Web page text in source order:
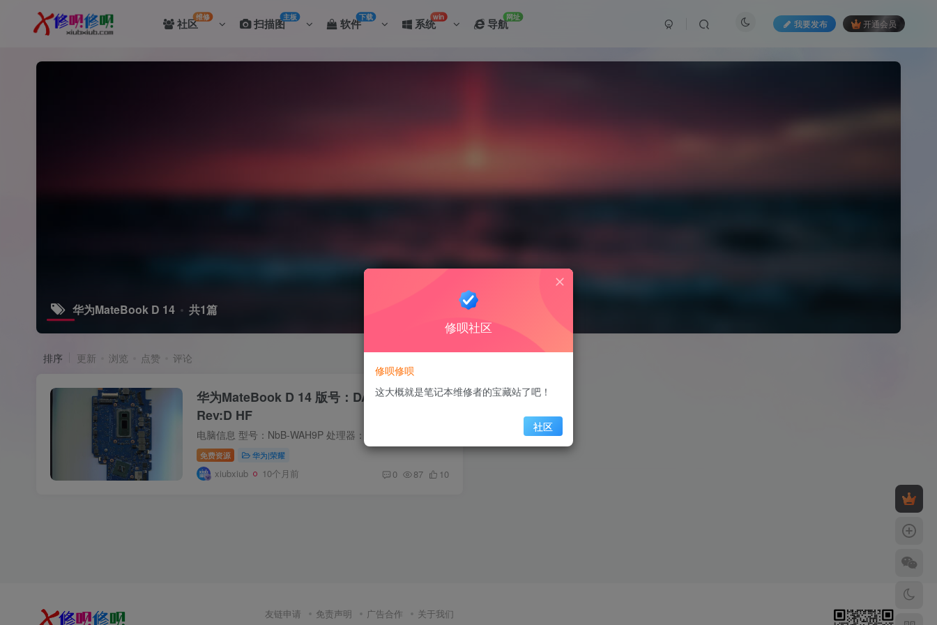
社区维修 扫描图主板 软件下载 系统win 导航网址
我要发布 开通会员
华为MateBook D 14 共1篇
排序 更新 浏览 点赞 评论
华为MateBook D 14 版号：DAH98MMB8D0
Rev:D HF
免费资源 华为|荣耀
xiubxiub 10个月前 0 87 10
友链申请 免责声明 广告合作 关于我们
修呗社区
修呗修呗
这大概就是笔记本维修者的宝藏站了吧！
社区